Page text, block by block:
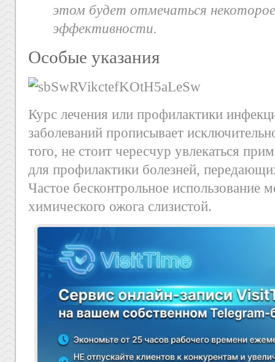
этом будет отмечаться
эффективности.
Особые указания
Курс лечения или профилактики
заболеваний прописывает
того, не стоит чересчур увлекаться
для профилактики болезней,
Частое бесконтрольное использование
химического ожога слизистой.